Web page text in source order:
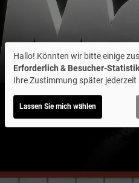
Hallo! Könnten wir bitte einige
Erforderlich & Besucher-
Ihre Zustimmung später
Lassen Sie mich wählen